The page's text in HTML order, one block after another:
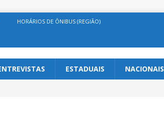
HORÁRIOS DE ÔNIBUS (REGIÃO)
ESTADUAIS NACIONAIS